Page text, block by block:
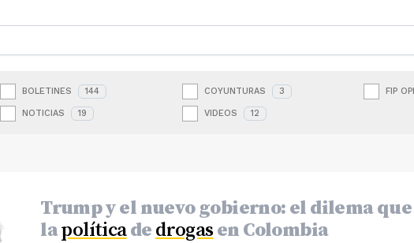
BOLETINES 144 COYUNTURAS 3 FIP
NOTICIAS 19 VIDEOS 12
Trump y el nuevo gobierno: el dilema
lapolíticade drogasen Colombia